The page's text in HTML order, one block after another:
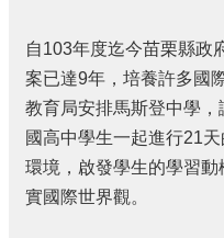
願
事
件
處
理
網
站
自103年度迄今苗栗縣政
案已達9年，培養許多國
教育局安排馬斯登中學
國高中學生一起進行21
環境，啟發學生的學習
實國際世界觀。